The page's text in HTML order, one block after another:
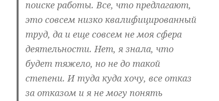
поиске работы. Все, что предлагают,
это совсем низко квалифицированный
труд, да и еще совсем не моя сфера
деятельности. Нет, я знала, что
будет тяжело, но не до такой
степени. И туда куда хочу, все отказ
за отказом и я не могу понять